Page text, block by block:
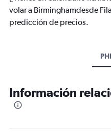
volar a Birminghamdesde
predicción de precios.
Información